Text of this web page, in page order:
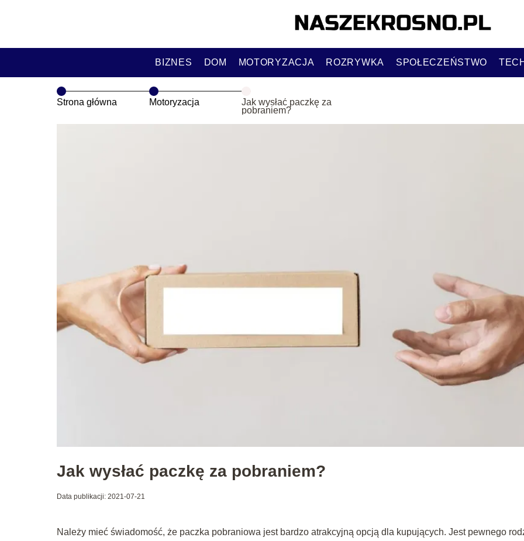
BIZNES DOM MOTORYZACJA ROZRYWKA SPOŁECZEŃSTWO
Strona główna Motoryzacja
Jak wysłać paczkę za
pobraniem?
Jak wysłać paczkę za pobraniem?
Data publikacji: 2021-07-21
Należy mieć świadomość, że paczka pobraniowa jest bardzo atrakcyjną opcją dla kupujących. Jest pewnego